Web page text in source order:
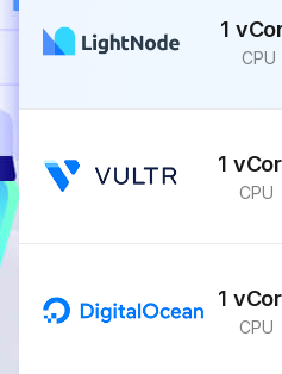
1
CPU
1
CPU
1
CPU